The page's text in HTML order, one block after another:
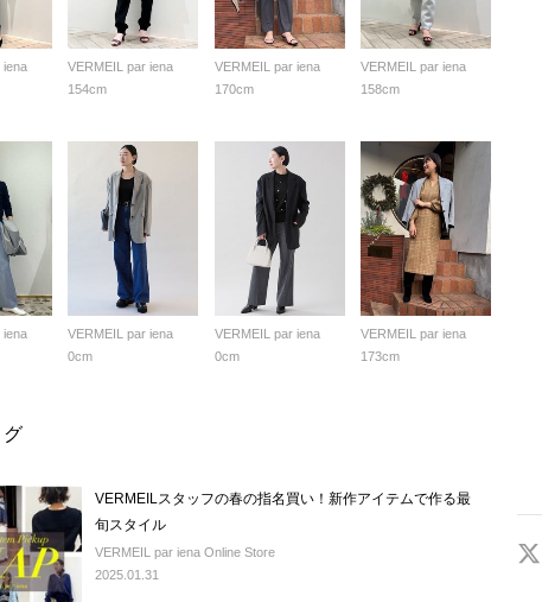
iena
VERMEIL par iena
154cm
VERMEIL par iena
170cm
VERMEIL par iena
158cm
iena
VERMEIL par iena
0cm
VERMEIL par iena
0cm
VERMEIL par iena
173cm
VERMEILスタッフの春の指名買い！新作アイテムで作る最
旬スタイル
VERMEIL par iena Online Store
2025.01.31